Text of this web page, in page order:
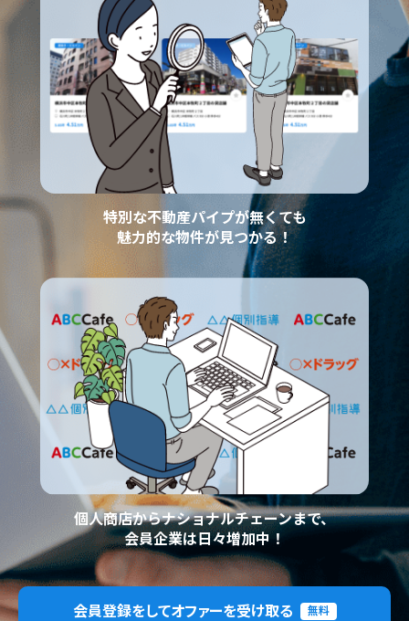
特別な不動産パイプが無くても
魅力的な物件が見つかる！
個人商店からナショナルチェーンまで、
会員企業は日々増加中！
会員登録をしてオファーを受け取る 無料